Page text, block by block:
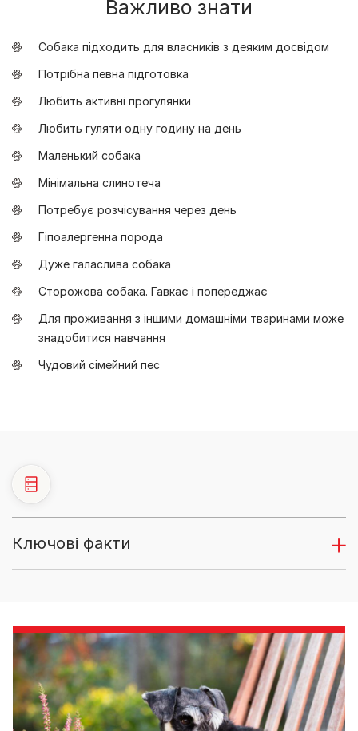
Важливо знати
Собака підходить для власників з деяким досвідом
Потрібна певна підготовка
Любить активні прогулянки
Любить гуляти одну годину на день
Маленький собака
Мінімальна слинотеча
Потребує розчісування через день
Гіпоалергенна порода
Дуже галаслива собака
Сторожова собака. Гавкає і попереджає
Для проживання з іншими домашніми тваринами може
знадобитися навчання
Чудовий сімейний пес
Ключові факти